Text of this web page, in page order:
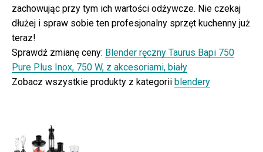
zachowując przy tym ich wartości odżywcze. Nie czekaj
dłużej i spraw sobie ten profesjonalny sprzęt kuchenny już
teraz!
Sprawdź zmianę ceny: Blender ręczny Taurus Bapi 750
Pure Plus Inox, 750 W, z akcesoriami, biały
Zobacz wszystkie produkty z kategorii blendery